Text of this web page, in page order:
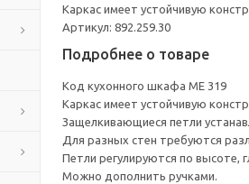
Каркас имеет устойчивую
Артикул: 892.259.30
Подробнее о товаре
Код кухонного шкафа ME 319
Каркас имеет устойчивую
Защелкивающиеся петли
Для разных стен требуются
Петли регулируются по высоте,
Можно дополнить ручками.